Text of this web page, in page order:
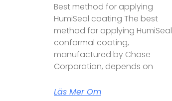
Best method for applying
HumiSeal coating The best
method for applying HumiSeal
conformal coating,
manufactured by Chase
Corporation, depends on
Läs Mer Om